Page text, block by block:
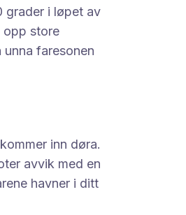
grader i løpet av
opp store
faresonen
inn døra.
avvik med en
havner i ditt